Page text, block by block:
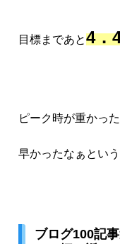
目標まであと4．
ピーク時が重かっ
早かったなぁとい
ブログ100記